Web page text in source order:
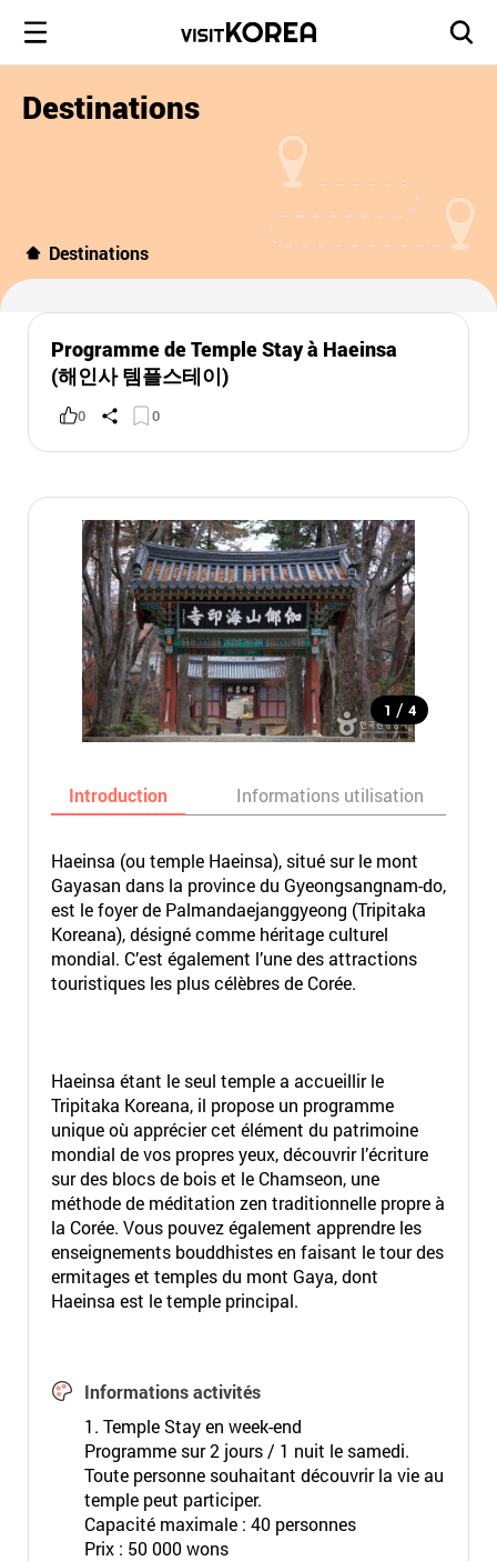
Destinations
Destinations
Programme de Temple Stay à Haeinsa
(해인사 템플스테이)
0 0
1 / 4
Introduction Informations utilisation
Haeinsa (ou temple Haeinsa), situé sur le mont
Gayasan dans la province du Gyeongsangnam-do,
est le foyer de Palmandaejanggyeong (Tripitaka
Koreana), désigné comme héritage culturel
mondial. C’est également l’une des attractions
touristiques les plus célèbres de Corée.
Haeinsa étant le seul temple a accueillir le
Tripitaka Koreana, il propose un programme
unique où apprécier cet élément du patrimoine
mondial de vos propres yeux, découvrir l’écriture
sur des blocs de bois et le Chamseon, une
méthode de méditation zen traditionnelle propre à
la Corée. Vous pouvez également apprendre les
enseignements bouddhistes en faisant le tour des
ermitages et temples du mont Gaya, dont
Haeinsa est le temple principal.
Informations activités
1. Temple Stay en week-end
Programme sur 2 jours / 1 nuit le samedi.
Toute personne souhaitant découvrir la vie au
temple peut participer.
Capacité maximale : 40 personnes
Prix : 50 000 wons